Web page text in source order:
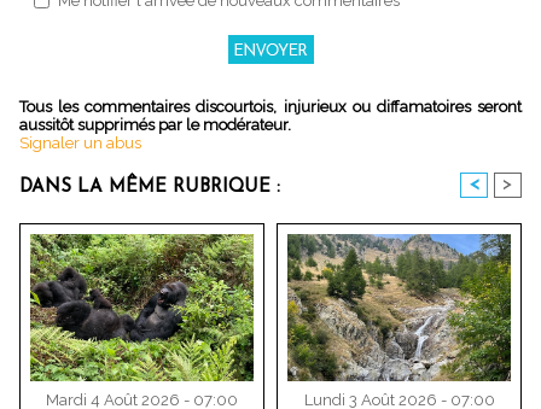
Tous les commentaires discourtois, injurieux ou diffamatoires seront
aussitôt supprimés par le modérateur.
Signaler un abus
DANS LA MÊME RUBRIQUE : < >
Mardi 4 Août 2026 - 07:00
Lundi 3 Août 2026 - 07:00